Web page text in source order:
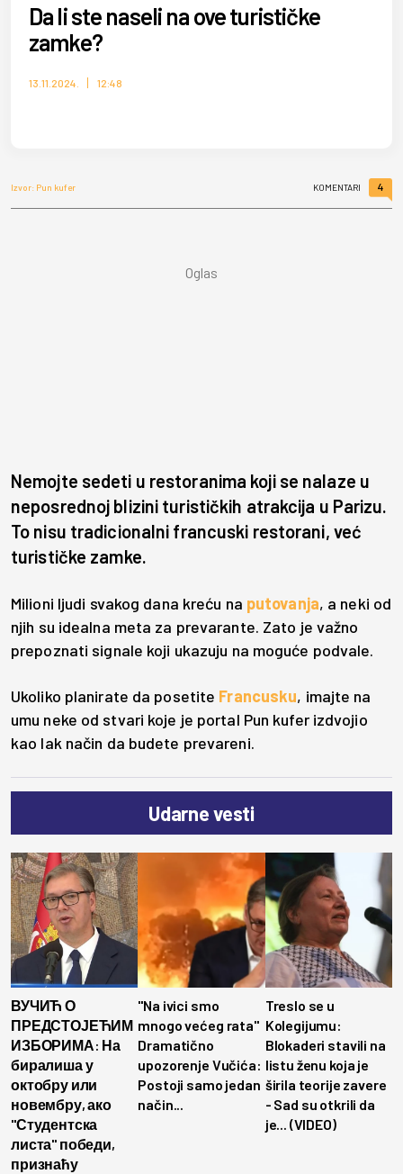
Da li ste naseli na ove turističke
zamke?
13.11.2024. 12:48
Izvor: Pun kufer KOMENTARI 4
Nemojte sedeti u restoranima koji se nalaze u
neposrednoj blizini turističkih atrakcija u Parizu.
To nisu tradicionalni francuski restorani, već
turističke zamke.
Milioni ljudi svakog dana kreću na putovanja, a neki od
njih su idealna meta za prevarante. Zato je važno
prepoznati signale koji ukazuju na moguće podvale.
Ukoliko planirate da posetite Francusku, imajte na
umu neke od stvari koje je portal Pun kufer izdvojio
kao lak način da budete prevareni.
Udarne vesti
ВУЧИЋ О
ПРЕДСТОЈЕЋИМ
ИЗБОРИМА: На
биралиша у
октобру или
новембру, ако
"Студентска
листа" победи,
признаћу
"Na ivici smo
mnogo većeg rata"
Dramatično
upozorenje Vučića:
Postoji samo jedan
način...
Treslo se u
Kolegijumu:
Blokaderi stavili na
listu ženu koja je
širila teorije zavere
- Sad su otkrili da
je... (VIDEO)